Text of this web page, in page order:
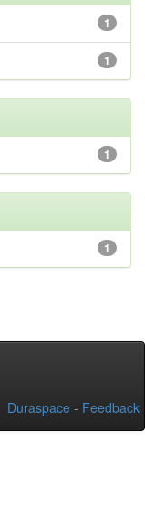
1
1
1
1
Duraspace - Feedback